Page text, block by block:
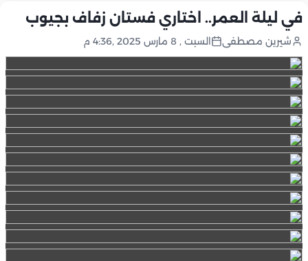
في ليلة العمر.. اختاري فستان زفاف بجيوب
شيرين مصطفى السبت , 8 مارس 2025 ,4:36 م